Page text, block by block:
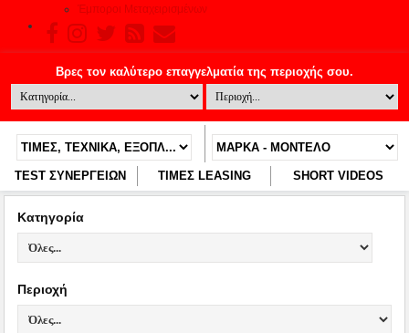
Έμποροι Μεταχειρισμένων
TEST ΣΥΝΕΡΓΕΙΩΝ ΤΙΜΕΣ LEASING SHORT VIDEOS
Κατηγορία
Περιοχή